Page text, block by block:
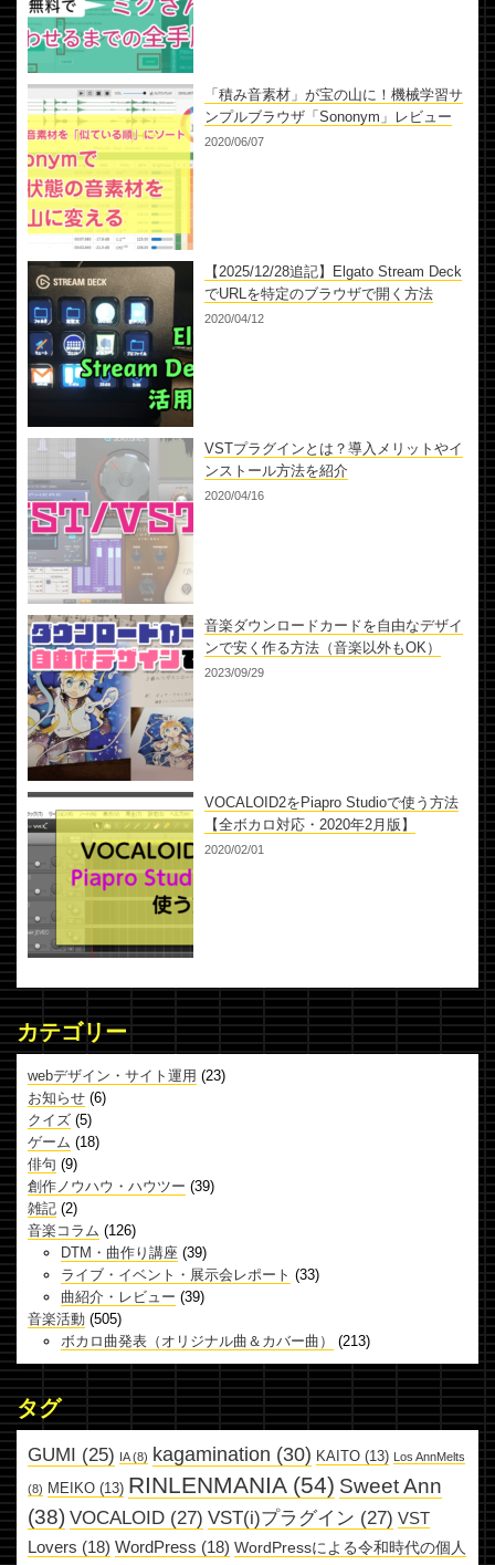
「積み音素材」が宝の山に！機械学習サ
ンプルブラウザ「Sononym」レビュー
2020/06/07
【2025/12/28追記】Elgato Stream Deck
でURLを特定のブラウザで開く方法
2020/04/12
VSTプラグインとは？導入メリットやイ
ンストール方法を紹介
2020/04/16
音楽ダウンロードカードを自由なデザイ
ンで安く作る方法（音楽以外もOK）
2023/09/29
VOCALOID2をPiapro Studioで使う方法
【全ボカロ対応・2020年2月版】
2020/02/01
カテゴリー
webデザイン・サイト運用 (23)
お知らせ (6)
クイズ (5)
ゲーム (18)
俳句 (9)
創作ノウハウ・ハウツー (39)
雑記 (2)
音楽コラム (126)
DTM・曲作り講座 (39)
ライブ・イベント・展示会レポート (33)
曲紹介・レビュー (39)
音楽活動 (505)
ボカロ曲発表（オリジナル曲＆カバー曲）
(213)
タグ
GUMI (25) IA(8) kagamination (30) KAITO (13) Los AnnMelts
(8) MEIKO (13) RINLENMANIA(54) Sweet Ann
(38) VOCALOID (27) VST(i)プラグイン (27) VST
Lovers (18) WordPress (18) WordPressによる令和時代の個人